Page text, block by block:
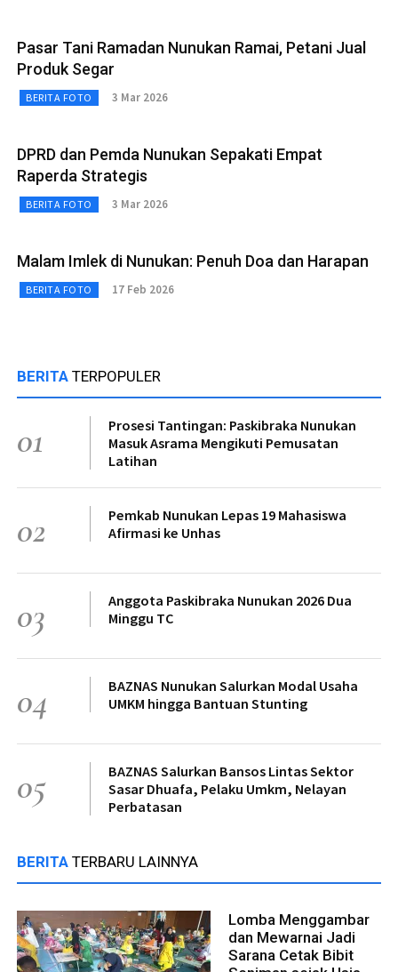
Pasar Tani Ramadan Nunukan Ramai, Petani Jual
Produk Segar
BERITA FOTO 3 Mar 2026
DPRD dan Pemda Nunukan Sepakati Empat
Raperda Strategis
BERITA FOTO 3 Mar 2026
Malam Imlek di Nunukan: Penuh Doa dan Harapan
BERITA FOTO 17 Feb 2026
BERITA TERPOPULER
01
Prosesi Tantingan: Paskibraka Nunukan
Masuk Asrama Mengikuti Pemusatan
Latihan
02
Pemkab Nunukan Lepas 19 Mahasiswa
Afirmasi ke Unhas
03
Anggota Paskibraka Nunukan 2026 Dua
Minggu TC
04
BAZNAS Nunukan Salurkan Modal Usaha
UMKM hingga Bantuan Stunting
05
BAZNAS Salurkan Bansos Lintas Sektor
Sasar Dhuafa, Pelaku Umkm, Nelayan
Perbatasan
BERITA TERBARU LAINNYA
Lomba Menggambar
dan Mewarnai Jadi
Sarana Cetak Bibit